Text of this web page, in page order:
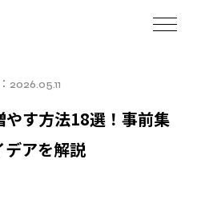
2026.05.11
す方法18選！事前集
デアを解説